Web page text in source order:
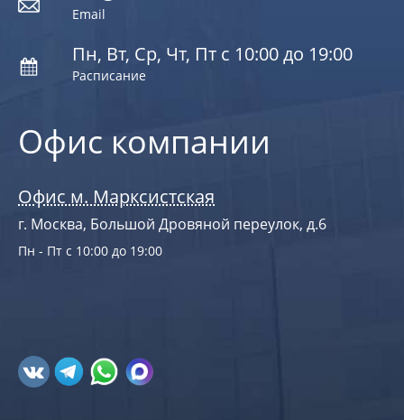
Офис компании
Офис м. Марксистская
г. Москва, Большой Дровяной переулок, д.6
Пн - Пт с 10:00 до 19:00
Email
Пн, Вт, Ср, Чт, Пт с 10:00 до 19:00
Расписание